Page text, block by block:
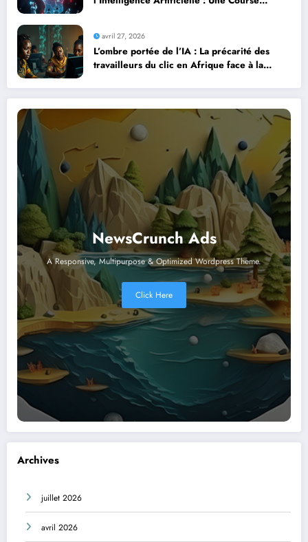
avril 27, 2026
L’ombre portée de l’IA : La précarité des
travailleurs du clic en Afrique face à la
NewsCrunch Ads
A Responsive, Multipurpose & Optimized Wordpress Theme.
Click Here
Archives
juillet 2026
avril 2026